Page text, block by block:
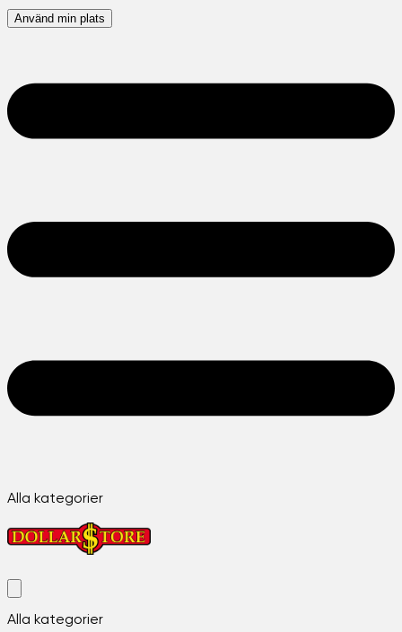
Använd min plats
Alla kategorier
Alla kategorier